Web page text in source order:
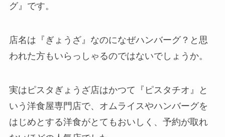
グ』です。
店名は『ぎょうざ』なのになぜハンバーグ？と思
われた方もいらっしゃるのではないでしょうか。
実はピスタぎょうざ店はかつて『ピスタチオ』と
いう洋食屋専門店で、オムライスやハンバーグを
はじめとする洋食がとてもおいしく、予約が取れ